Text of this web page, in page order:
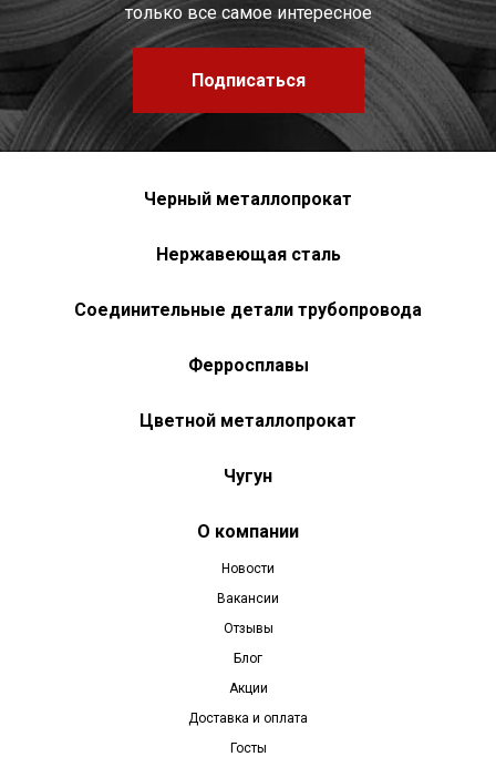
только все самое интересное
Подписаться
Черный металлопрокат
Нержавеющая сталь
Соединительные детали трубопровода
Ферросплавы
Цветной металлопрокат
Чугун
О компании
Новости
Вакансии
Отзывы
Блог
Акции
Доставка и оплата
Госты